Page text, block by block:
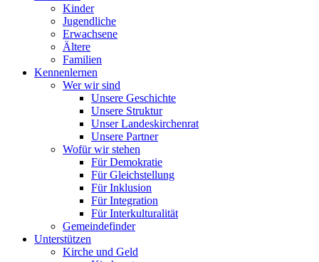
Kinder
Jugendliche
Erwachsene
Ältere
Familien
Kennenlernen
Wer wir sind
Unsere Geschichte
Unsere Struktur
Unser Landeskirchenrat
Unsere Partner
Wofür wir stehen
Für Demokratie
Für Gleichstellung
Für Inklusion
Für Integration
Für Interkulturalität
Gemeindefinder
Unterstützen
Kirche und Geld